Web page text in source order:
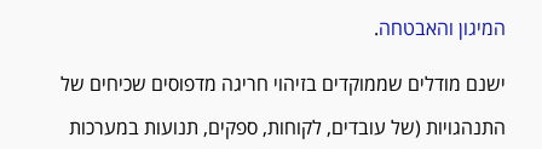
המיגון והאבטחה.
ישנם מודלים שממוקדים בזיהוי חריגה מדפוסים שכיחים של
התנהגויות (של עובדים, לקוחות, ספקים, תנועות במערכות